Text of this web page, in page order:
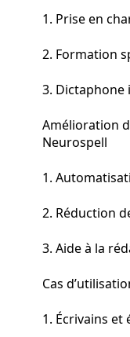
1. Prise en
2. Formation
3. Dictaphone
Amélioration
Neurospell
1.
2. Réduction
3. Aide à la
Cas
1. Écrivains et